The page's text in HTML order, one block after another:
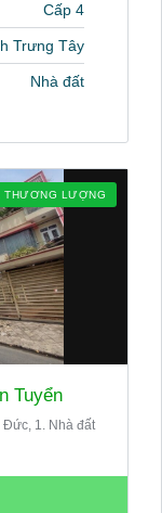
Cấp 4
Trưng Tây
Nhà đất
THƯƠNG LƯỢNG
Tuyển
Đức, 1. Nhà đất